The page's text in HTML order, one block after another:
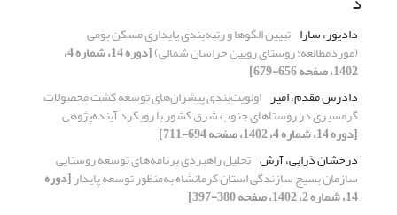
دادپور، سارا تبیین الگوها و رتبه‌بندی پایداری مسکن بومی
(مورد‌مطالعه: روستای رویین خراسان شمالی) [دوره 14، شماره 4،
1402، صفحه 656-679]
دادرس مقدم، امیر اولویت‌بندی پیشران‌های توسعه کشت محصولات
گرمسیری در روستاهای جنوب شرق کشور با رویکرد آینده‌پژوهی
[دوره 14، شماره 4، 1402، صفحه 694-711]
درخشان دَرابی، آرش تحلیل راهبردی برنامه‌های توسعه روستایی
سازمان بسیج سازندگی استان کرمانشاه به‌منظور توسعه پایدار[دوره
14، شماره 2، 1402، صفحه 380-397]